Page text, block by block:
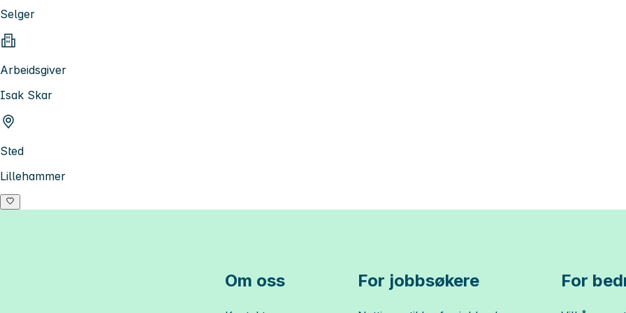
Selger
Arbeidsgiver
Isak Skar
Sted
Lillehammer
Om oss For jobbsøkere For